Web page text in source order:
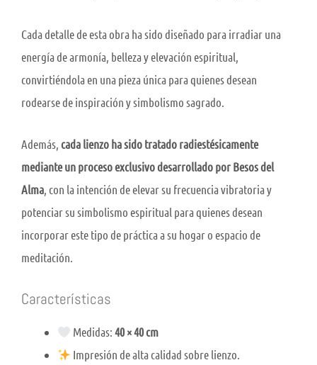
Cada detalle de esta obra ha sido diseñado para irradiar una
energía de armonía, belleza y elevación espiritual,
convirtiéndola en una pieza única para quienes desean
rodearse de inspiración y simbolismo sagrado.
Además, cada lienzo ha sido tratado radiestésicamente
mediante un proceso exclusivo desarrollado por Besos del
Alma , con la intención de elevar su frecuencia vibratoria y
potenciar su simbolismo espiritual para quienes desean
incorporar este tipo de práctica a su hogar o espacio de
meditación.
Características
Medidas:40 × 40 cm
Impresión de alta calidad sobre lienzo.